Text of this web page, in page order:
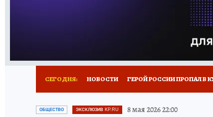
НОВОЕ НА САЙТЕ
СЕГОДНЯ: НОВОСТИ ГЕРОЙ РОССИИ ПРОПАЛ В
ЗАПОВЕДНАЯ РОССИЯ
ОБЩЕСТВО ЭКСКЛЮЗИВ KP.RU 8 мая 2026 22:00